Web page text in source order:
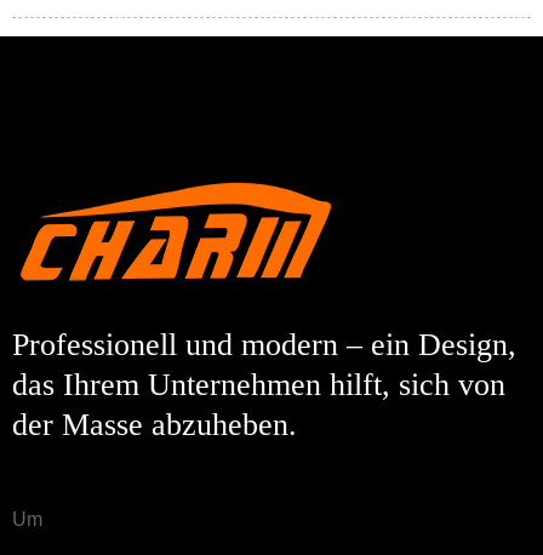
Professionell und modern – ein Design,
das Ihrem Unternehmen hilft, sich von
der Masse abzuheben.
Um